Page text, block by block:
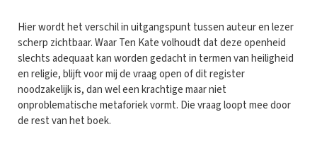
Hier wordt het verschil in uitgangspunt tussen auteur en lezer
scherp zichtbaar. Waar Ten Kate volhoudt dat deze openheid
slechts adequaat kan worden gedacht in termen van heiligheid
en religie, blijft voor mij de vraag open of dit register
noodzakelijk is, dan wel een krachtige maar niet
onproblematische metaforiek vormt. Die vraag loopt mee door
de rest van het boek.